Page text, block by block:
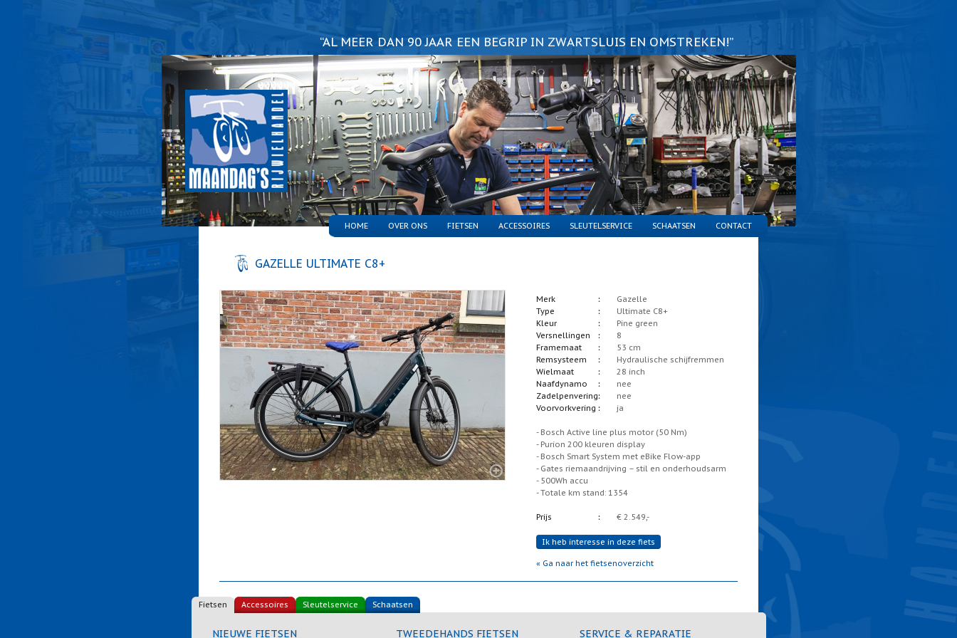
“AL MEER DAN 90 JAAR EEN BEGRIP IN ZWARTSLUIS EN OMSTREKEN!”
HOME OVER ONS FIETSEN ACCESSOIRES SLEUTELSERVICE SCHAATSEN CONTACT
GAZELLE ULTIMATE C8+
Merk
Gazelle
Type
Ultimate C8+
Kleur
Pine green
Versnellingen
8
Framemaat
53 cm
Remsysteem
Hydraulische schijfremmen
Wielmaat
28 inch
Naafdynamo
nee
Zadelpenvering
nee
Voorvorkvering
ja
- Bosch Active line plus motor (50 Nm)
- Purion 200 kleuren display
- Bosch Smart System met eBike Flow-app
- Gates riemaandrijving – stil en onderhoudsarm
- 500Wh accu
- Totale km stand: 1354
Prijs € 2.549,-
Ik heb interesse in deze fiets
« Ga naar het fietsenoverzicht
Fietsen Accessoires Sleutelservice Schaatsen
NIEUWE FIETSEN TWEEDEHANDS FIETSEN SERVICE & REPARATIE